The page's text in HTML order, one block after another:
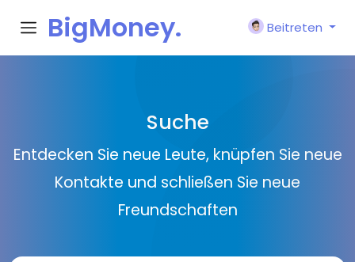
BigMoney.
Beitreten
Suche
Entdecken Sie neue Leute, knüpfen Sie neue
Kontakte und schließen Sie neue
Freundschaften